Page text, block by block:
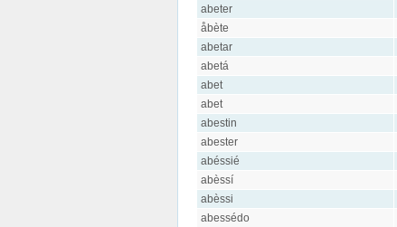
abeter
åbète
abetar
abetá
abet
abet
abestin
abester
abéssié
abèssí
abèssi
abessédo